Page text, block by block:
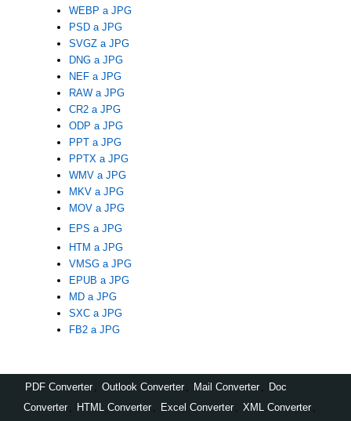
WEBP a JPG
PSD a JPG
SVGZ a JPG
DNG a JPG
NEF a JPG
RAW a JPG
CR2 a JPG
ODP a JPG
PPT a JPG
PPTX a JPG
WMV a JPG
MKV a JPG
MOV a JPG
EPS a JPG
HTM a JPG
VMSG a JPG
EPUB a JPG
MD a JPG
SXC a JPG
FB2 a JPG
PDF Converter Outlook Converter Mail Converter
Doc
Converter
HTML Converter Excel Converter XML Converter